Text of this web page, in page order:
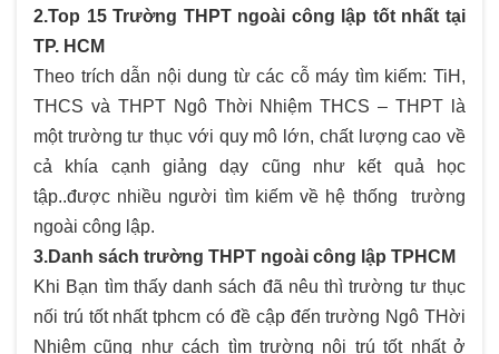
2.Top 15 Trường THPT ngoài công lập tốt nhất tại
TP. HCM
Theo trích dẫn nội dung từ các cỗ máy tìm kiếm: TiH,
THCS và THPT Ngô Thời Nhiệm THCS – THPT là
một trường tư thục với quy mô lớn, chất lượng cao về
cả khía cạnh giảng dạy cũng như kết quả học
tập..được nhiều người tìm kiếm về hệ thống trường
ngoài công lập.
3.Danh sách trường THPT ngoài công lập TPHCM
Khi Bạn tìm thấy danh sách đã nêu thì trường tư thục
nối trú tốt nhất tphcm có đề cập đến trường Ngô THời
Nhiệm cũng như cách tìm trường nội trú tốt nhất ở